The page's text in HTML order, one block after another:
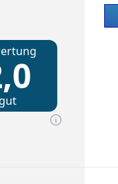
gut